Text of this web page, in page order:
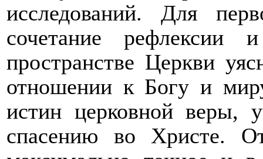
исследований. Для
сочетание рефлексии
пространстве Церкви
отношении к Богу и
истин церковной веры,
спасению во Христе.